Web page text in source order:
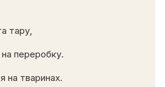
тару,
переробку.
на тваринах.